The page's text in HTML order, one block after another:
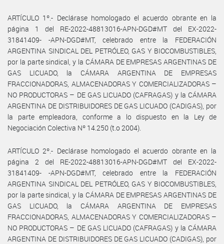
ARTÍCULO 1º.- Declárase homologado el acuerdo obrante en la
página 1 del RE-2022-48813016-APN-DGD#MT del EX-2022-
31841409- -APN-DGD#MT, celebrado entre la FEDERACIÓN
ARGENTINA SINDICAL DEL PETRÓLEO, GAS Y BIOCOMBUSTIBLES,
por la parte sindical, y la CÁMARA DE EMPRESAS ARGENTINAS DE
GAS LICUADO, la CÁMARA ARGENTINA DE EMPRESAS
FRACCIONADORAS, ALMACENADORAS Y COMERCIALIZADORAS –
NO PRODUCTORAS – DE GAS LICUADO (CAFRAGAS) y la CÁMARA
ARGENTINA DE DISTRIBUIDORES DE GAS LICUADO (CADIGAS), por
la parte empleadora, conforme a lo dispuesto en la Ley de
Negociación Colectiva Nº 14.250 (t.o 2004).
ARTÍCULO 2º.- Declárase homologado el acuerdo obrante en la
página 2 del RE-2022-48813016-APN-DGD#MT del EX-2022-
31841409- -APN-DGD#MT, celebrado entre la FEDERACIÓN
ARGENTINA SINDICAL DEL PETRÓLEO, GAS Y BIOCOMBUSTIBLES,
por la parte sindical, y la CÁMARA DE EMPRESAS ARGENTINAS DE
GAS LICUADO, la CÁMARA ARGENTINA DE EMPRESAS
FRACCIONADORAS, ALMACENADORAS Y COMERCIALIZADORAS –
NO PRODUCTORAS – DE GAS LICUADO (CAFRAGAS) y la CÁMARA
ARGENTINA DE DISTRIBUIDORES DE GAS LICUADO (CADIGAS), por